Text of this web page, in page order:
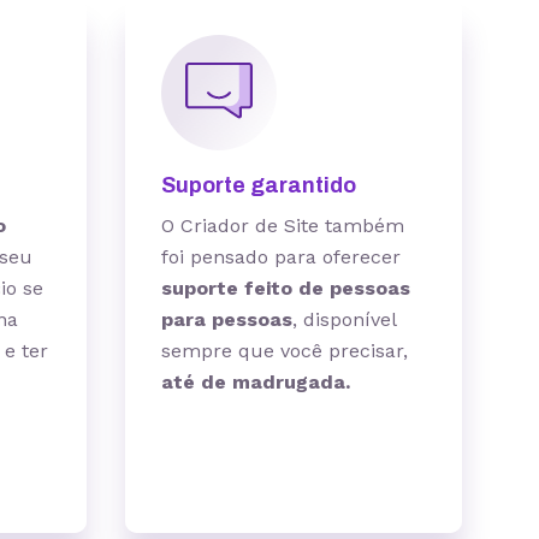
se
e ter
Suporte garantido
O Criador de Site também
foi pensado para oferecer
suporte feito de pessoas
para pessoas, disponível
sempre que você precisar,
até de madrugada.